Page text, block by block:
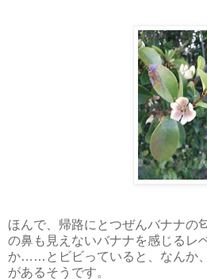
ほんで、帰路にとつぜんバナナの
の鼻も見えないバナナを感じるレ
か……とビビっていると、なんか、
があるそうです。